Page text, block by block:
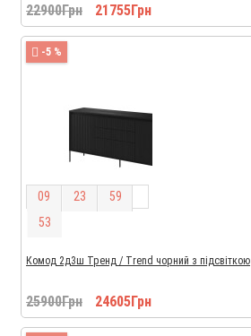
22900Грн 21755Грн
-5 %
09 23 59
52
Комод 2д3ш Тренд / Trend чорний з підсвіткою
25900Грн 24605Грн